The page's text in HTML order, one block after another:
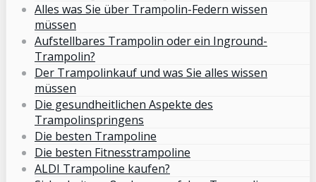
Alles was Sie über Trampolin-Federn wissen
müssen
Aufstellbares Trampolin oder ein Inground-
Trampolin?
Der Trampolinkauf und was Sie alles wissen
müssen
Die gesundheitlichen Aspekte des
Trampolinspringens
Die besten Trampoline
Die besten Fitnesstrampoline
ALDI Trampoline kaufen?